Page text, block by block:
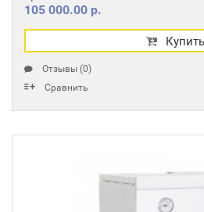
105 000.00 р.
Купить
Отзывы (0)
Сравнить